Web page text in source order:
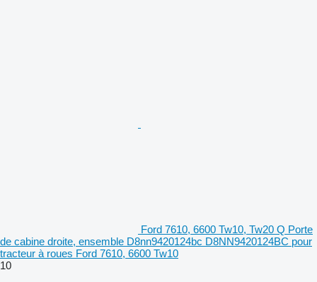
Ford 7610, 6600 Tw10, Tw20 Q Porte
de cabine droite, ensemble D8nn9420124bc D8NN9420124BC pour
tracteur à roues Ford 7610, 6600 Tw10
10